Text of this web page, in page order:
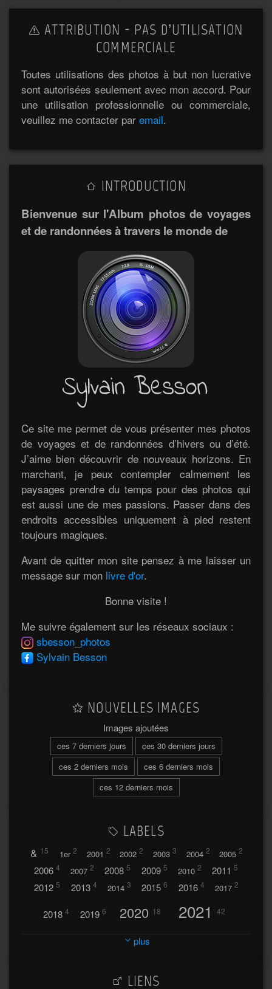
ATTRIBUTION - PAS D’UTILISATION
COMMERCIALE
Toutes utilisations des photos à but non lucrative
sont autorisées seulement avec mon accord. Pour
une utilisation professionnelle ou commerciale,
veuillez me contacter par email.
INTRODUCTION
Bienvenue sur l'Album photos de voyages
et de randonnées à travers le monde de
Ce site me permet de vous présenter mes photos
de voyages et de randonnées d’hivers ou d’été.
J’aime bien découvrir de nouveaux horizons. En
marchant, je peux contempler calmement les
paysages prendre du temps pour des photos qui
est aussi une de mes passions. Passer dans des
endroits accessibles uniquement à pied restent
toujours magiques.
Avant de quitter mon site pensez à me laisser un
message sur mon livre d'or.
Bonne visite !
Me suivre également sur les réseaux sociaux :
sbesson_photos
Sylvain Besson
NOUVELLES IMAGES
Images ajoutées
ces 7 derniers jours
ces 30 derniers jours
ces 2 derniers mois
ces 6 derniers mois
ces 12 derniers mois
LABELS
& 15 1er 2 2001 2 2002 2 2003 3 2004 2 2005 2
2006 4 2007 2 2008 5 2009 5 2010 2 2011 5
2012 5 2013 4 2014 3 2015 6 2016 4 2017 2
2018 4 2019 6 2020 18 2021 42
2023 32
2026
plus
LIENS